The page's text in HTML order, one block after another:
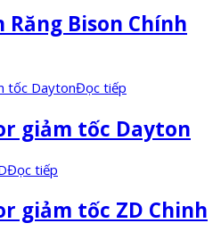
Bison Chính
Đọc tiếp
giảm tốc Dayton
Đọc tiếp
giảm tốc ZD Chinh